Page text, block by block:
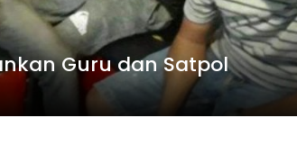
Guru dan Satpol